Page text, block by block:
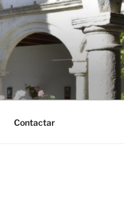
Contactar